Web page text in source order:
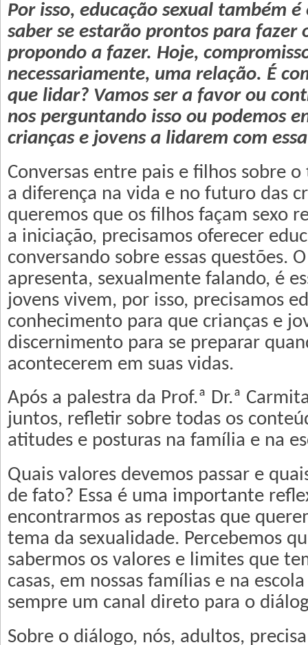
Por isso, educação sexual também
saber se estarão prontos para fazer
propondo a fazer. Hoje,
necessariamente, uma relação. É
que lidar? Vamos ser a favor ou
nos perguntando isso ou podemos
crianças e jovens a lidarem com
Conversas entre pais e filhos sobre
a diferença na vida e no futuro das
queremos que os filhos façam sexo
a iniciação, precisamos oferecer
conversando sobre essas questões.
apresenta, sexualmente falando, é
jovens vivem, por isso, precisamos
conhecimento para que crianças e
discernimento para se preparar
acontecerem em suas vidas.
Após a palestra da Prof.ª Dr.ª
juntos, refletir sobre todas os
atitudes e posturas na família e na
Quais valores devemos passar e
de fato? Essa é uma importante
encontrarmos as repostas que
tema da sexualidade. Percebemos
sabermos os valores e limites que
casas, em nossas famílias e na
sempre um canal direto para o
Sobre o diálogo, nós, adultos,